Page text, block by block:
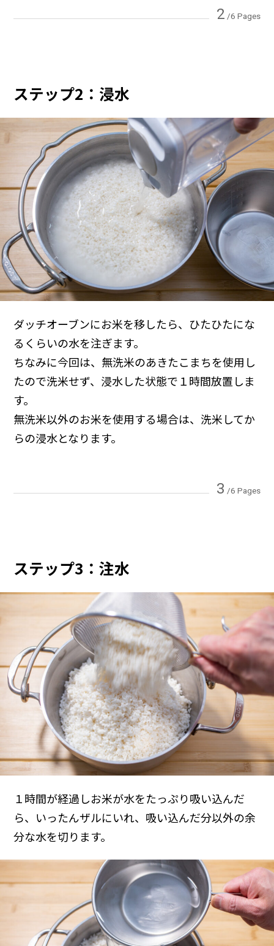
2 /6 Pages
ステップ2：浸水
ダッチオーブンにお米を移したら、ひたひたにな
るくらいの水を注ぎます。
ちなみに今回は、無洗米のあきたこまちを使用し
たので洗米せず、浸水した状態で１時間放置しま
す。
無洗米以外のお米を使用する場合は、洗米してか
らの浸水となります。
3 /6 Pages
ステップ3：注水
１時間が経過しお米が水をたっぷり吸い込んだ
ら、いったんザルにいれ、吸い込んだ分以外の余
分な水を切ります。